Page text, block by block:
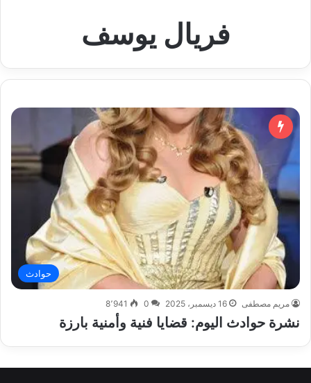
فريال يوسف
حوادث
مريم مصطفى 16 ديسمبر، 2025 0 8٬941
نشرة حوادث اليوم: قضايا فنية وأمنية بارزة